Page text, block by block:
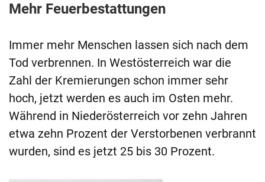
Mehr Feuerbestattungen
Immer mehr Menschen lassen sich nach dem
Tod verbrennen. In Westösterreich war die
Zahl der Kremierungen schon immer sehr
hoch, jetzt werden es auch im Osten mehr.
Während in Niederösterreich vor zehn Jahren
etwa zehn Prozent der Verstorbenen verbrannt
wurden, sind es jetzt 25 bis 30 Prozent.